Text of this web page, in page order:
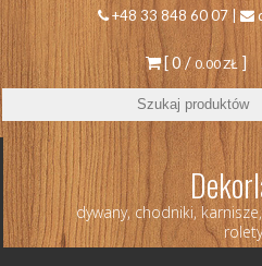
+48 33 848 60 07 |
[ 0 /0.00 ZŁ ]
dywany, chodniki,
rolety